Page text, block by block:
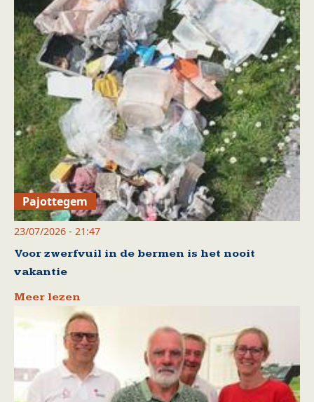
Pajottegem
23/07/2026 - 21:47
Voor zwerfvuil in de bermen is het nooit
vakantie
Meer lezen